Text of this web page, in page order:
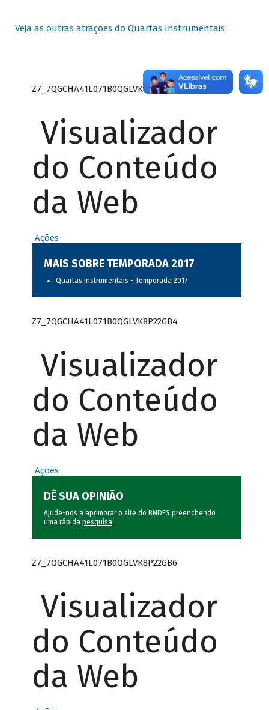
Veja as outras atrações do Quartas Instrumentais
Z7_7QGCHA41L071B0QGLVK8P22GJ7
Visualizador
do Conteúdo
da Web
Ações
MAIS SOBRE TEMPORADA 2017
Quartas Instrumentais - Temporada 2017
Z7_7QGCHA41L071B0QGLVK8P22GB4
Visualizador
do Conteúdo
da Web
Ações
DÊ SUA OPINIÃO
Ajude-nos a aprimorar o site do BNDES preenchendo
uma rápida pesquisa.
Z7_7QGCHA41L071B0QGLVK8P22GB6
Visualizador
do Conteúdo
da Web